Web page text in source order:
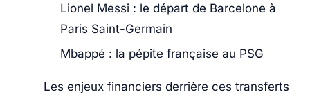
Lionel Messi : le départ de Barcelone à
Paris Saint-Germain
Mbappé : la pépite française au PSG
Les enjeux financiers derrière ces transferts